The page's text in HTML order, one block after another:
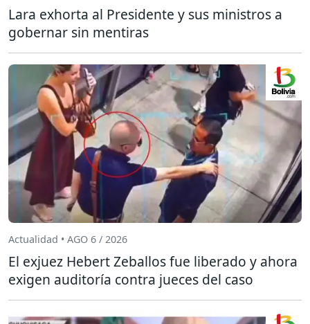
Lara exhorta al Presidente y sus ministros a
gobernar sin mentiras
Actualidad • AGO 6 / 2026
El exjuez Hebert Zeballos fue liberado y ahora
exigen auditoría contra jueces del caso